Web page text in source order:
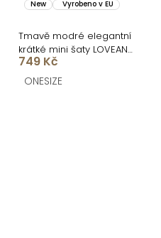
New Vyrobeno v EU
Tmavě modré elegantní
krátké mini šaty LOVEANA
s volánkem
749 Kč
ONESIZE